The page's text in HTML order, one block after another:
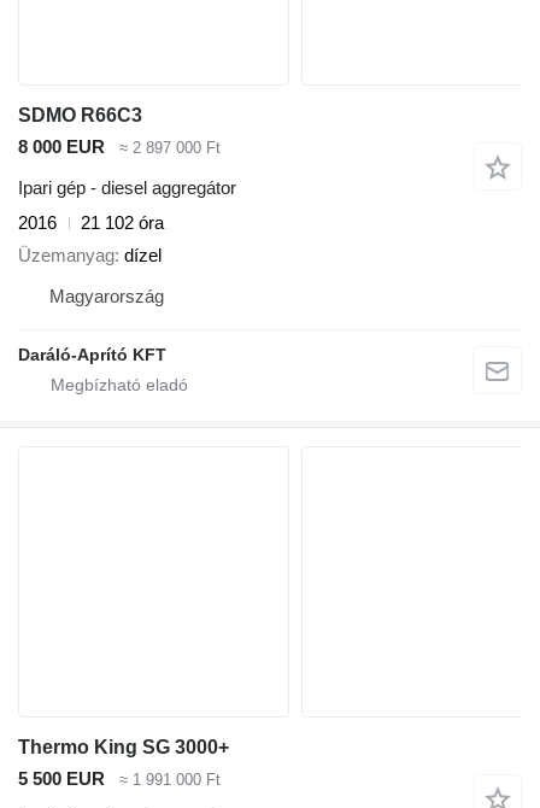
SDMO R66C3
8 000 EUR
≈ 2 897 000 Ft
Ipari gép - diesel aggregátor
2016
21 102 óra
Üzemanyag dízel
Magyarország
Daráló-Aprító KFT
Thermo King SG 3000+
5 500 EUR
≈ 1 991 000 Ft